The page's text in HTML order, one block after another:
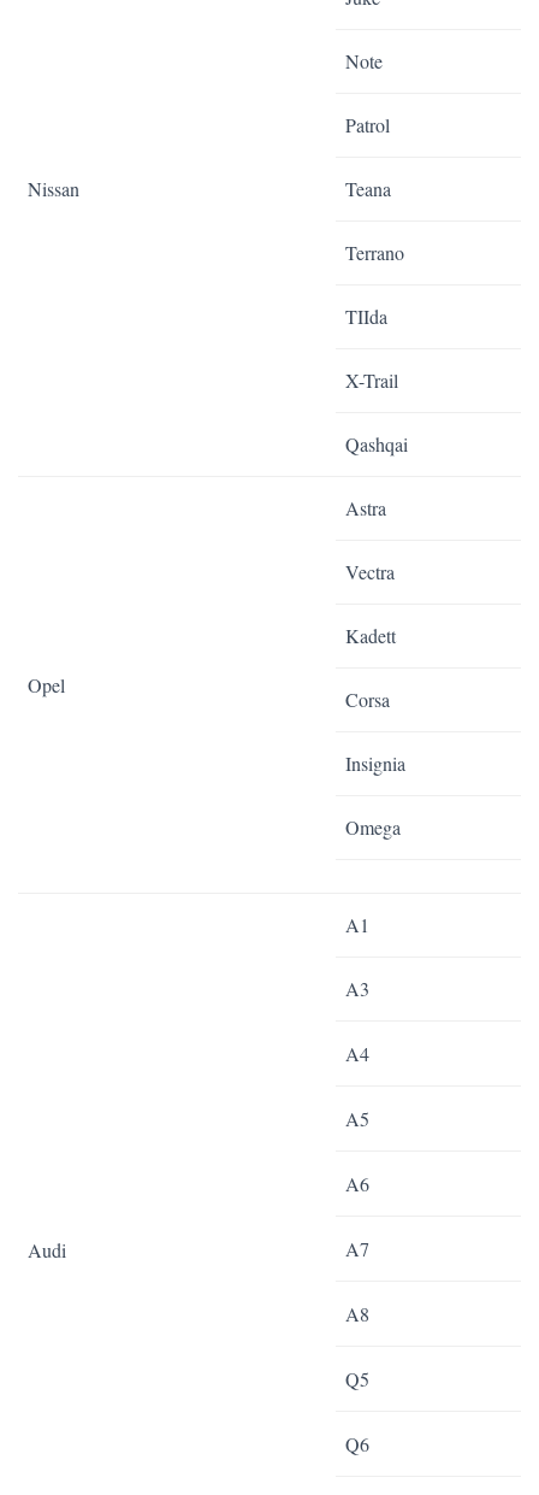
Nissan
Note
Patrol
Teana
Terrano
TIIda
X-Trail
Qashqai
Opel
Astra
Vectra
Kadett
Corsa
Insignia
Omega
Audi
A1
A3
A4
A5
A6
A7
A8
Q5
Q6